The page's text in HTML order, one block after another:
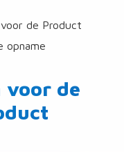
de Product
opname
de